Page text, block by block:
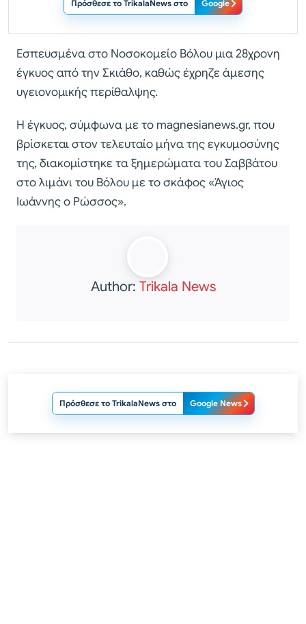
Πρόσθεσε το TrikalaNews στο Google
Eσπευσμένα στο Νοσοκομείο Βόλου μια 28χρονη
έγκυος από την Σκιάθο, καθώς έχρηζε άμεσης
υγειονομικής περίθαλψης.
Η έγκυος, σύμφωνα με το magnesianews.gr, που
βρίσκεται στον τελευταίο μήνα της εγκυμοσύνης
της, διακομίστηκε τα ξημερώματα του Σαββάτου
στο λιμάνι του Βόλου με το σκάφος «Άγιος
Ιωάννης ο Ρώσσος».
Author: Trikala News
Πρόσθεσε το TrikalaNews στο Google News